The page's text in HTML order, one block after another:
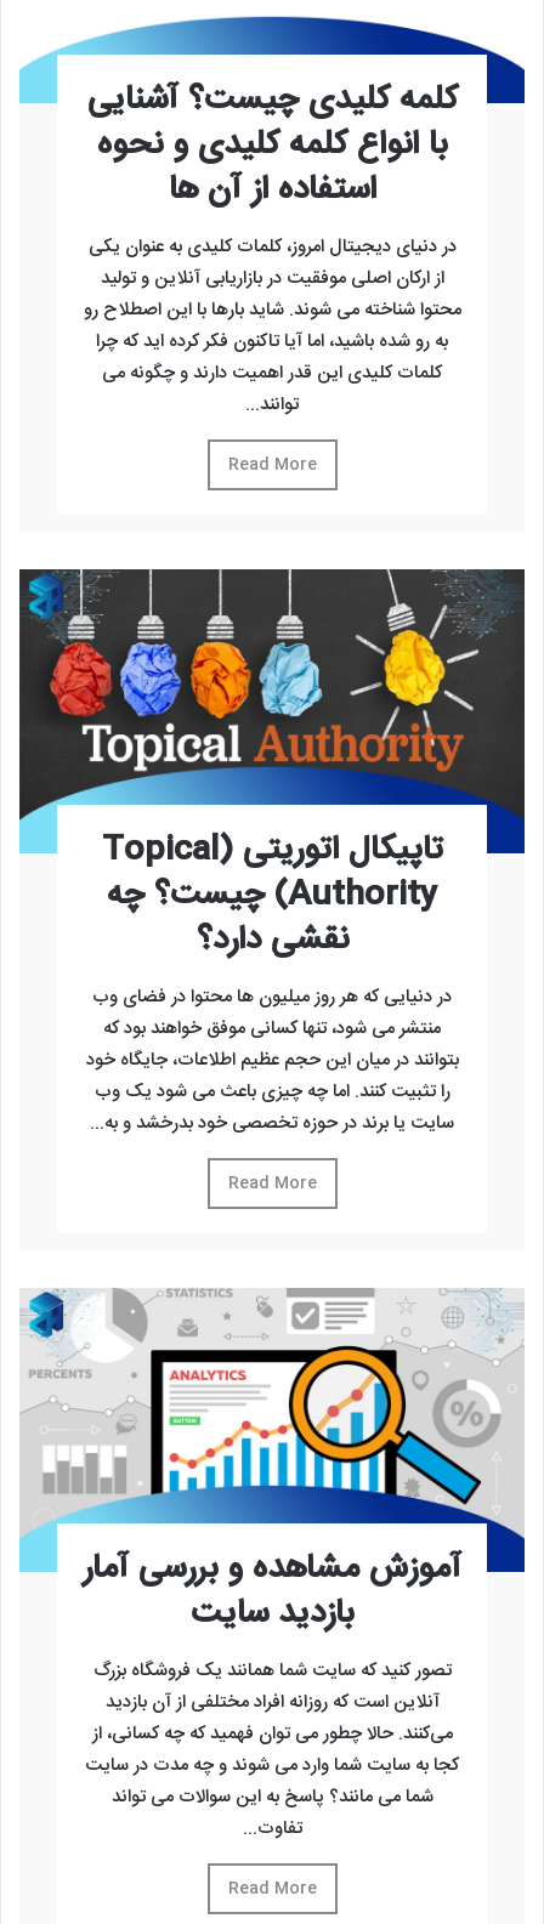
کلمه کلیدی چیست؟ آشنایی
با انواع کلمه کلیدی و نحوه
استفاده از آن ها
در دنیای دیجیتال امروز، کلمات کلیدی به‌ عنوان یکی
از ارکان اصلی موفقیت در بازاریابی آنلاین و تولید
محتوا شناخته می ‌شوند. شاید بارها با این اصطلاح رو
به ‌رو شده باشید، اما آیا تاکنون فکر کرده ‌اید که چرا
کلمات کلیدی این‌ قدر اهمیت دارند و چگونه می‌
توانند...
Read More
تاپیکال اتوریتی (Topical
Authority) چیست؟ چه
نقشی دارد؟
در دنیایی که هر روز میلیون ‌ها محتوا در فضای وب
منتشر می ‌شود، تنها کسانی موفق خواهند بود که
بتوانند در میان این حجم عظیم اطلاعات، جایگاه خود
را تثبیت کنند. اما چه چیزی باعث می‌ شود یک وب‌
سایت یا برند در حوزه تخصصی خود بدرخشد و به...
Read More
آموزش مشاهده و بررسی آمار
بازدید سایت
تصور کنید که سایت شما همانند یک فروشگاه بزرگ
آنلاین است که روزانه افراد مختلفی از آن بازدید
می‌کنند. حالا چطور می ‌توان فهمید که چه کسانی، از
کجا به سایت شما وارد می ‌شوند و چه مدت در سایت
شما می مانند؟ پاسخ به این سوالات می ‌تواند
تفاوت...
Read More